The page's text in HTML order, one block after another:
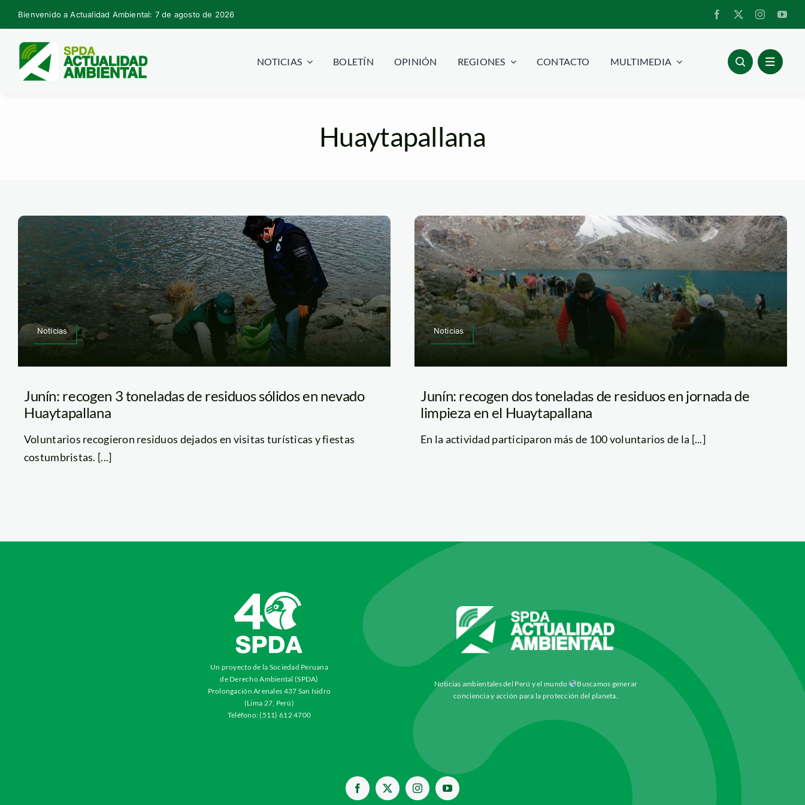
Skip
to
content
Bienvenido a Actualidad Ambiental: 7 de agosto de 2026
NOTICIAS BOLETÍN OPINIÓN REGIONES CONTACTO MULTIMEDIA
Huaytapallana
Noticias
Junín: recogen 3 toneladas de residuos sólidos en nevado
Huaytapallana
Voluntarios recogieron residuos dejados en visitas turísticas y fiestas
costumbristas. [...]
Noticias
Junín: recogen dos toneladas de residuos en jornada de
limpieza en el Huaytapallana
En la actividad participaron más de 100 voluntarios de la [...]
Un proyecto de la Sociedad Peruana
de Derecho Ambiental (SPDA)
Prolongación Arenales 437 San Isidro
(Lima 27, Perú)
Teléfono: (511) 612 4700
Noticias ambientales del Perú y el mundo
Buscamos generar
conciencia y acción para la protección del planeta.